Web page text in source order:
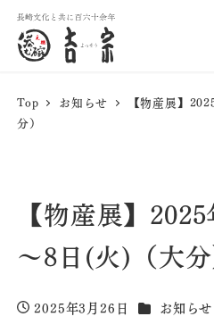
Top お知らせ
【物産展】
分）
【物産展】
～8日(火)（大分
投稿日
2025年3月26日 カテゴリー
お知らせ